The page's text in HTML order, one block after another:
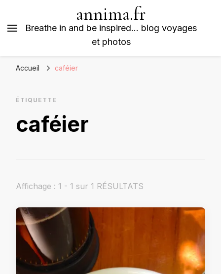
annima.fr
Breathe in and be inspired… blog voyages
et photos
Accueil caféier
ÉTIQUETTE
caféier
Affichage : 1 - 1 sur 1 RÉSULTATS